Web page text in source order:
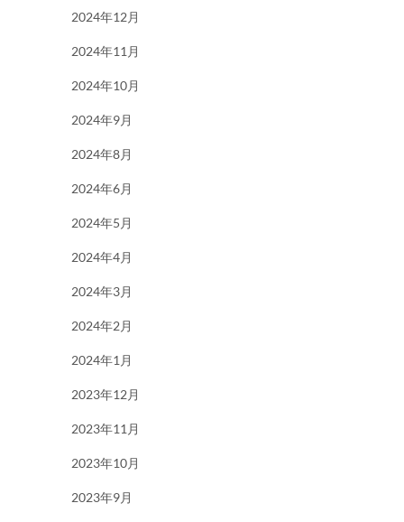
2024年12月
2024年11月
2024年10月
2024年9月
2024年8月
2024年6月
2024年5月
2024年4月
2024年3月
2024年2月
2024年1月
2023年12月
2023年11月
2023年10月
2023年9月